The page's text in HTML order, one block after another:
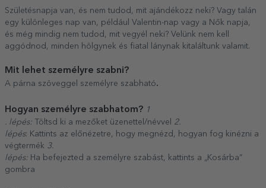
Születésnapja van, és nem tudod, mit ajándékozz neki? Vagy talán
egy különleges nap van, például Valentin-nap vagy a Nők napja,
és még mindig nem tudod, mit vegyél neki? Velünk nem kell
aggódnod, minden hölgynek és fiatal lánynak kitaláltunk valamit.
Mit lehet személyre szabni?
A párna szöveggel személyre szabható.
Hogyan személyre szabhatom? 1
. lépés: Töltsd ki a mezőket üzenettel/névvel 2.
lépés: Kattints az előnézetre, hogy megnézd, hogyan fog kinézni a
végtermék 3.
lépés: Ha befejezted a személyre szabást, kattints a „Kosárba”
gombra